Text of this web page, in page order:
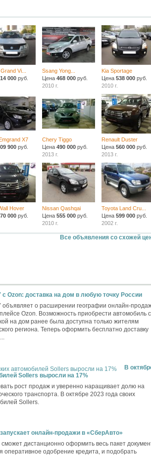
Vi...
000 руб.
Ssang Yong...
Цена 468 000руб.
2010 г.
Kia Sportage
Цена 538 000руб.
2010 г.
X7
900 руб.
Chery Tiggo
Цена 490 000руб.
2013 г.
Renault Duster
Цена 560 000руб.
2013 г.
Hover
000 руб.
Nissan Qashqai
Цена 555 000руб.
2010 г.
Toyota Land Cru...
Цена 599 000руб.
2002 г.
Все объявления со схожей
c Ozon: доставка на дом в любую точку России
объявляет о расширении географии онлайн-
Ozon. Возможность приобрести автомобиль с
на дом ранее была доступна только жителям
региона. Теперь оформить бесплатно доставку
В
Sollers выросли на 17%
рост продаж и уверенно наращивает долю на
транспорта. В октябре 2023 года своих
Sollers.
онлайн-продажи в «СберАвто»
сможет дистанционно оформить весь пакет
оперативное одобрение кредита, и подобрать